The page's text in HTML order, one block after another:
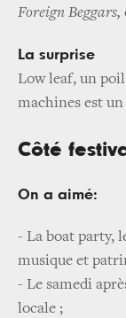
Foreign Beggars,
La surprise
Low leaf, un
machines est
Côté
On a aimé:
- La boat party,
musique et
- Le samedi
locale ;